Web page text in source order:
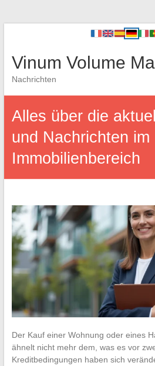
Vinum Volume
Nachrichten
Alles über die
und Nachrichten im
Immobilienbereich
Der Kauf einer Wohnung oder eines
ähnelt nicht mehr dem, was es vor
Kreditbedingungen haben sich